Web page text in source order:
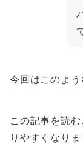
今回はこのよう
この記事を読
りやすくなりま